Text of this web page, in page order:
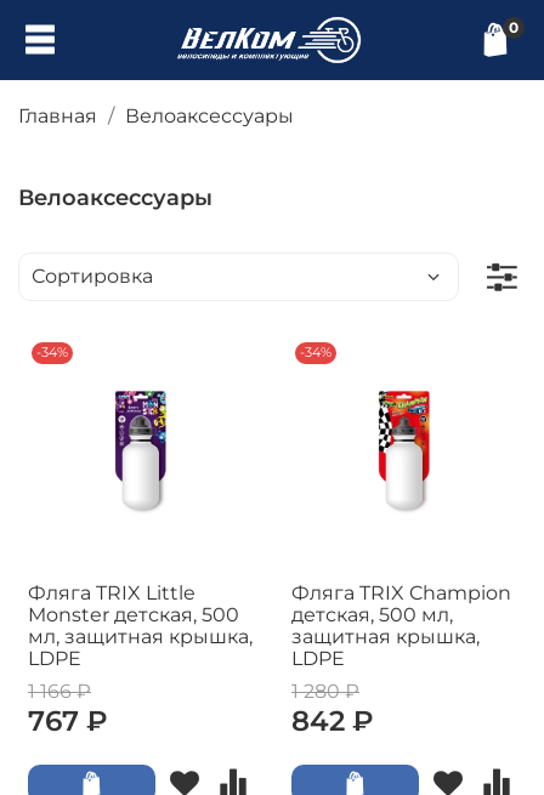
0
Главная Велоаксессуары
Велоаксессуары
-34%
Фляга TRIX Little
Monster детская, 500
мл, защитная крышка,
LDPE
1 166 ₽
767 ₽
-34%
Фляга TRIX Champion
детская, 500 мл,
защитная крышка,
LDPE
1 280 ₽
842 ₽